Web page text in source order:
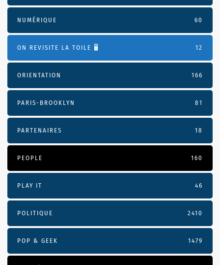
NUMÉRIQUE 60
ON REVISITE LA TOILE 🖥️ 12
ORIENTATION 166
PARIS-BROOKLYN 81
PARTENAIRES 18
PEOPLE 160
PLAY IT 46
POLITIQUE 2410
POP & GEEK 1479